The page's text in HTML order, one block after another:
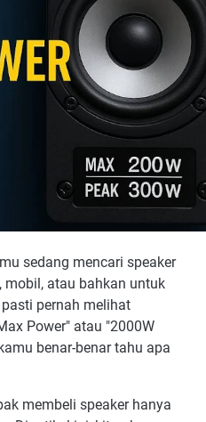
Orang Tertipu?
= Kesan Hebat
Konsumen
yang Menyesatkan
Berdasarkan Daya
pada RMS
dengan Amplifier
Impedansi
Max Power dan Peak Power
Konteks
sedang mencari speaker
mobil, atau bahkan untuk
pernah melihat
Power" atau "2000W
benar-benar tahu apa
membeli speaker hanya